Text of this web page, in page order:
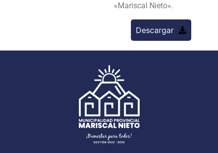
«Mariscal Nieto».
Descargar